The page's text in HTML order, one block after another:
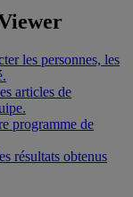
les personnes, les
articles de
programme de
résultats obtenus